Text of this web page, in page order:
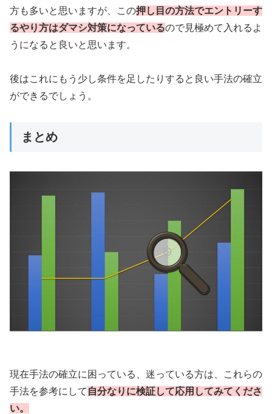
方も多いと思いますが、この押し目の方法でエントリーす
るやり方はダマシ対策になっているので見極めて入れるよ
うになると良いと思います。
後はこれにもう少し条件を足したりすると良い手法の確立
ができるでしょう。
まとめ
現在手法の確立に困っている、迷っている方は、これらの
手法を参考にして 自分なりに検証して応用してみてくださ
い。